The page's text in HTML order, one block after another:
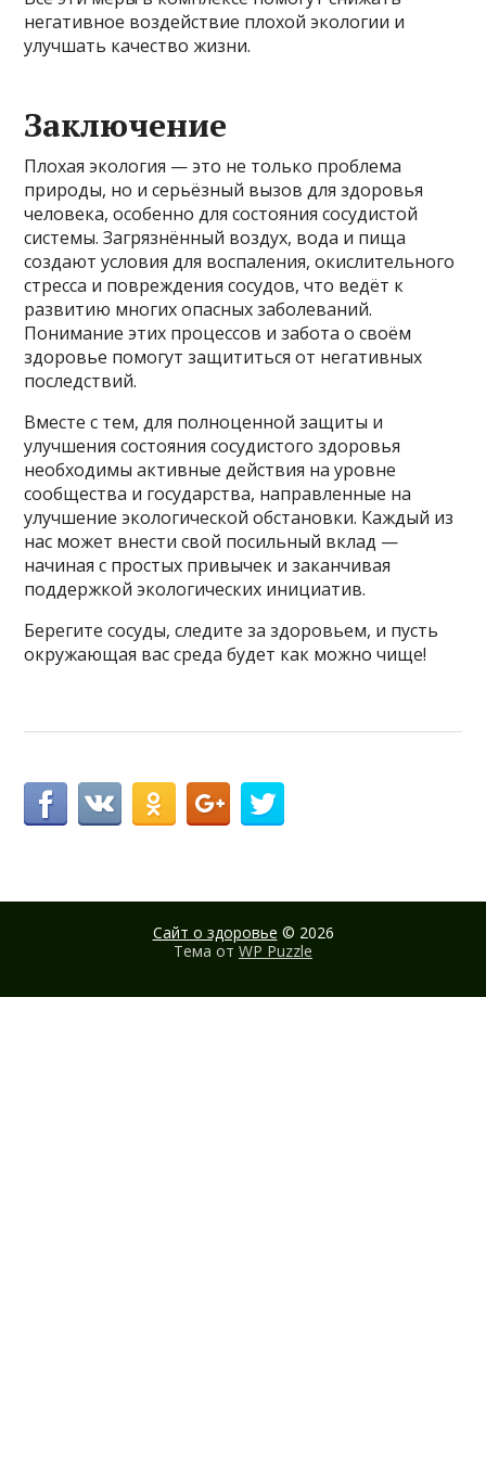
негативное воздействие плохой экологии и
улучшать качество жизни.
Заключение
Плохая экология — это не только проблема
природы, но и серьёзный вызов для здоровья
человека, особенно для состояния сосудистой
системы. Загрязнённый воздух, вода и пища
создают условия для воспаления, окислительного
стресса и повреждения сосудов, что ведёт к
развитию многих опасных заболеваний.
Понимание этих процессов и забота о своём
здоровье помогут защититься от негативных
последствий.
Вместе с тем, для полноценной защиты и
улучшения состояния сосудистого здоровья
необходимы активные действия на уровне
сообщества и государства, направленные на
улучшение экологической обстановки. Каждый из
нас может внести свой посильный вклад —
начиная с простых привычек и заканчивая
поддержкой экологических инициатив.
Берегите сосуды, следите за здоровьем, и пусть
окружающая вас среда будет как можно чище!
Сайт о здоровье © 2026
Тема от WP Puzzle